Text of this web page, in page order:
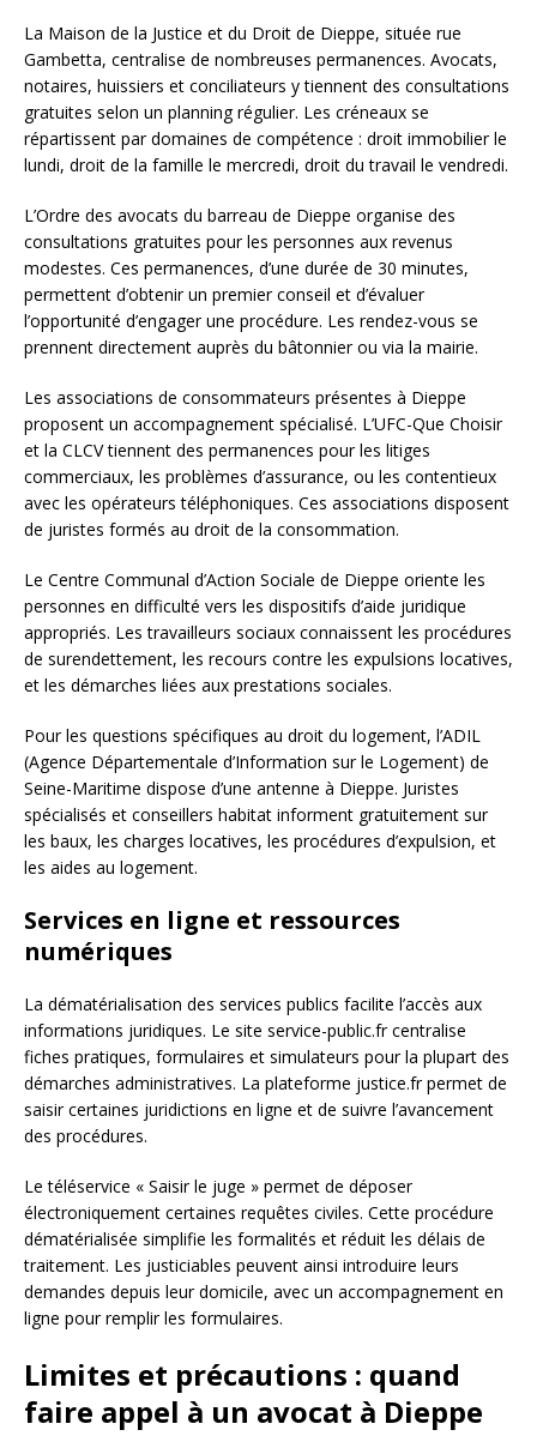
La Maison de la Justice et du Droit de Dieppe, située rue
Gambetta, centralise de nombreuses permanences. Avocats,
notaires, huissiers et conciliateurs y tiennent des consultations
gratuites selon un planning régulier. Les créneaux se
répartissent par domaines de compétence : droit immobilier le
lundi, droit de la famille le mercredi, droit du travail le vendredi.
L’Ordre des avocats du barreau de Dieppe organise des
consultations gratuites pour les personnes aux revenus
modestes. Ces permanences, d’une durée de 30 minutes,
permettent d’obtenir un premier conseil et d’évaluer
l’opportunité d’engager une procédure. Les rendez-vous se
prennent directement auprès du bâtonnier ou via la mairie.
Les associations de consommateurs présentes à Dieppe
proposent un accompagnement spécialisé. L’UFC-Que Choisir
et la CLCV tiennent des permanences pour les litiges
commerciaux, les problèmes d’assurance, ou les contentieux
avec les opérateurs téléphoniques. Ces associations disposent
de juristes formés au droit de la consommation.
Le Centre Communal d’Action Sociale de Dieppe oriente les
personnes en difficulté vers les dispositifs d’aide juridique
appropriés. Les travailleurs sociaux connaissent les procédures
de surendettement, les recours contre les expulsions locatives,
et les démarches liées aux prestations sociales.
Pour les questions spécifiques au droit du logement, l’ADIL
(Agence Départementale d’Information sur le Logement) de
Seine-Maritime dispose d’une antenne à Dieppe. Juristes
spécialisés et conseillers habitat informent gratuitement sur
les baux, les charges locatives, les procédures d’expulsion, et
les aides au logement.
Services en ligne et ressources
numériques
La dématérialisation des services publics facilite l’accès aux
informations juridiques. Le site service-public.fr centralise
fiches pratiques, formulaires et simulateurs pour la plupart des
démarches administratives. La plateforme justice.fr permet de
saisir certaines juridictions en ligne et de suivre l’avancement
des procédures.
Le téléservice « Saisir le juge » permet de déposer
électroniquement certaines requêtes civiles. Cette procédure
dématérialisée simplifie les formalités et réduit les délais de
traitement. Les justiciables peuvent ainsi introduire leurs
demandes depuis leur domicile, avec un accompagnement en
ligne pour remplir les formulaires.
Limites et précautions : quand
faire appel à un avocat à Dieppe